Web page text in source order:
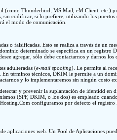
Thunderbird, MS Mail, eM Client, etc.)
codificar, si lo prefiere, utilizando los
el modo de comunicación.
o falsificadas. Esto se realiza a través de un
determinado se especifica en un
agregar, sólo debe contactarnos y darnos
adulteradas (e-mail spoofing). Le permite al
términos técnicos, DKIM le permite a un
y lo implementaremos sin ningún costo
y prevenir la suplantación de identidd en
(SPF, DKIM, o los dos) es empleado
configuramos por defecto el
web. Un Pool de Aplicaciones